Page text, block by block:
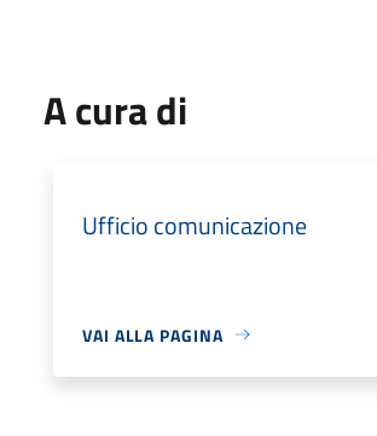
A cura di
Ufficio comunicazione
VAI ALLA PAGINA